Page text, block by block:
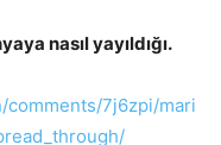
nasıl yayıldığı.
comments/7j6zpi/mari